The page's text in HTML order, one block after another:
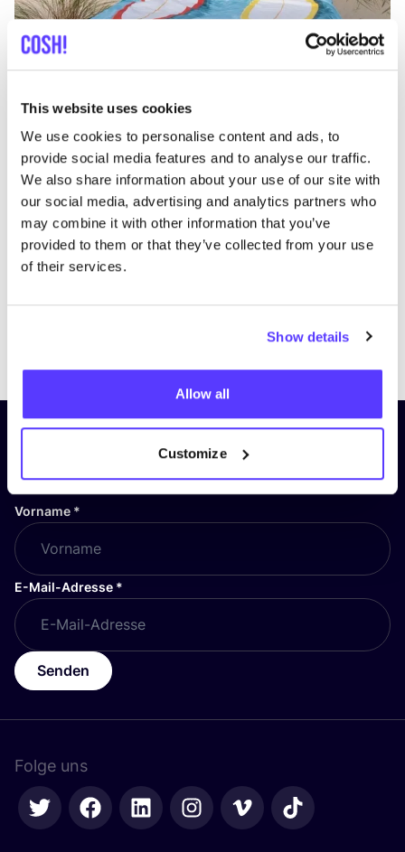
This website uses cookies
We use cookies to personalise content and ads, to
provide social media features and to analyse our traffic.
We also share information about your use of our site with
our social media, advertising and analytics partners who
may combine it with other information that you’ve
provided to them or that they’ve collected from your use
of their services.
Show details
Allow all
Customize
PreviousNext
Abonniere unseren Newsletter
und bleibe auf dem Laufenden!
Vorname *
E-Mail-Adresse *
Senden
Folge uns